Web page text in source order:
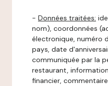
- Données traitées:
nom), coordonnées
électronique, numéro
pays, date
communiquée par la
restaurant,
financier,